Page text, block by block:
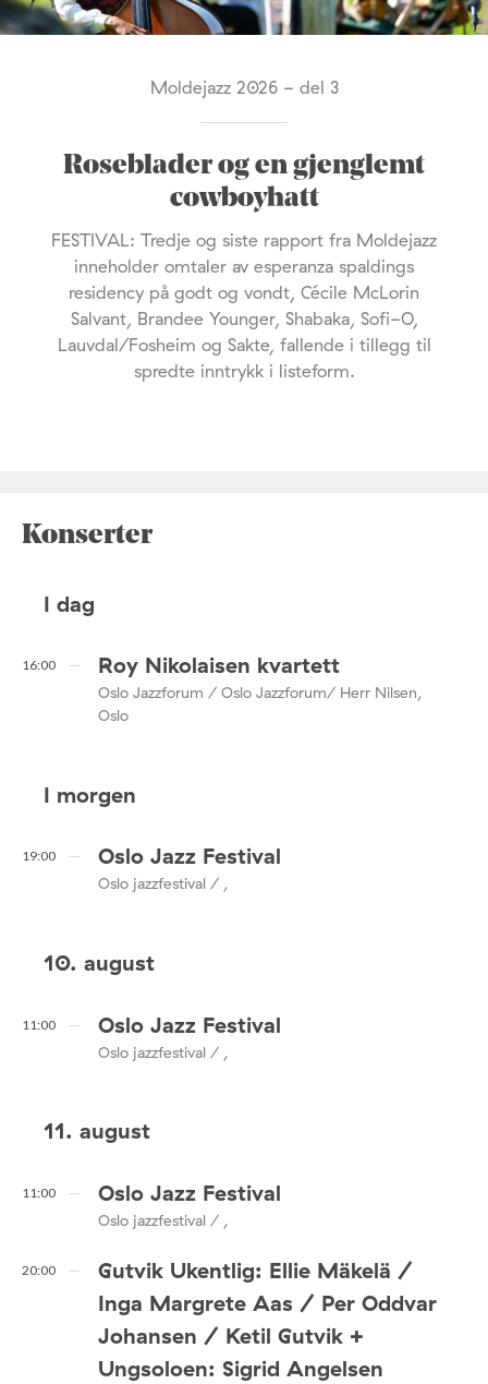
Moldejazz 2026 - del 3
Roseblader og en gjenglemt
cowboyhatt
FESTIVAL: Tredje og siste rapport fra Moldejazz
inneholder omtaler av esperanza spaldings
residency på godt og vondt, Cécile McLorin
Salvant, Brandee Younger, Shabaka, Sofi-O,
Lauvdal/Fosheim og Sakte, fallende i tillegg til
spredte inntrykk i listeform.
Konserter
I dag
16:00 Roy Nikolaisen kvartett
Oslo Jazzforum / Oslo Jazzforum/ Herr Nilsen,
Oslo
I morgen
19:00 Oslo Jazz Festival
Oslo jazzfestival / ,
10. august
11:00 Oslo Jazz Festival
Oslo jazzfestival / ,
11. august
11:00 Oslo Jazz Festival
Oslo jazzfestival / ,
20:00
Gutvik Ukentlig: Ellie Mäkelä /
Inga Margrete Aas / Per Oddvar
Johansen / Ketil Gutvik +
Ungsoloen: Sigrid Angelsen